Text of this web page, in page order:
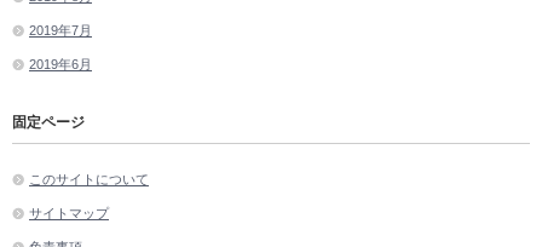
2019年7月
2019年6月
固定ページ
このサイトについて
サイトマップ